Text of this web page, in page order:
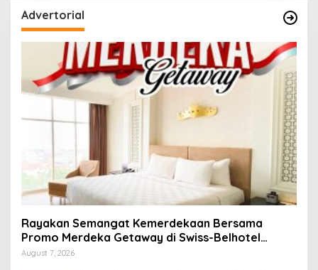
Advertorial
Rayakan Semangat Kemerdekaan Bersama
Promo Merdeka Getaway di Swiss-Belhotel
Lampung
August 7, 2026